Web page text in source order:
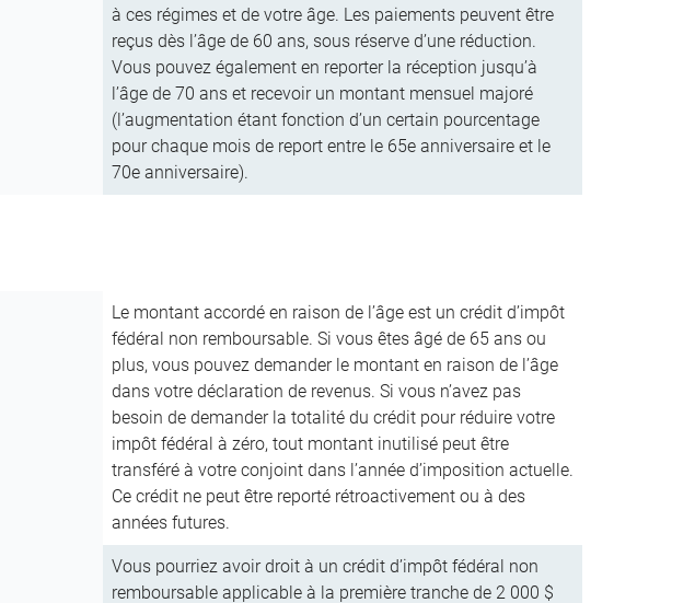
à ces régimes et de votre âge. Les paiements peuvent être
reçus dès l’âge de 60 ans, sous réserve d’une réduction.
Vous pouvez également en reporter la réception jusqu’à
l’âge de 70 ans et recevoir un montant mensuel majoré
(l’augmentation étant fonction d’un certain pourcentage
pour chaque mois de report entre le 65e anniversaire et le
70e anniversaire).
Le montant accordé en raison de l’âge est un crédit d’impôt
fédéral non remboursable. Si vous êtes âgé de 65 ans ou
plus, vous pouvez demander le montant en raison de l’âge
dans votre déclaration de revenus. Si vous n’avez pas
besoin de demander la totalité du crédit pour réduire votre
impôt fédéral à zéro, tout montant inutilisé peut être
transféré à votre conjoint dans l’année d’imposition actuelle.
Ce crédit ne peut être reporté rétroactivement ou à des
années futures.
Vous pourriez avoir droit à un crédit d’impôt fédéral non
remboursable applicable à la première tranche de 2 000 $